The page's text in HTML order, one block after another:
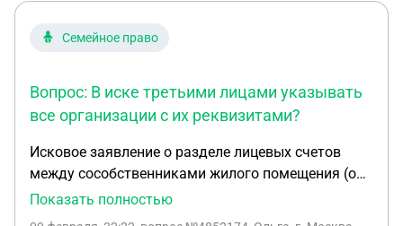
Семейное право
Вопрос: В иске третьими лицами указывать
все организации с их реквизитами?
Исковое заявление о разделе лицевых счетов
между сособственниками жилого помещения (об
определении размера платы за жилое помещение
Показать полностью